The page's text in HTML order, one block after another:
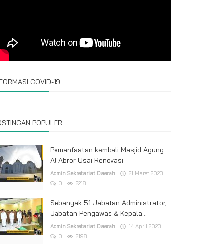
COVID-19
POPULER
Pemanfaatan kembali Masjid Agung
Al Abror Usai Renovasi
Admin Sekretariat Daerah
21 Maret 2023
0
2218
Sebanyak 51 Jabatan Administrator,
Jabatan Pengawas & Kepala...
Admin Sekretariat Daerah
14 April 2023
0
2198